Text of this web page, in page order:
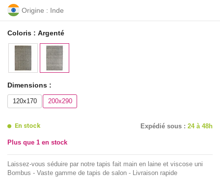
Origine : Inde
Coloris : Argenté
Dimensions :
120x170 200x290
En stock Expédié sous : 24 à 48h
Plus que 1 en stock
Laissez-vous séduire par notre tapis fait main en laine et viscose uni
Bombus - Vaste gamme de tapis de salon - Livraison rapide